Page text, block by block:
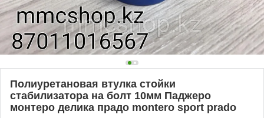
Полиуретановая втулка стойки
стабилизатора на болт 10мм Паджеро
монтеро делика прадо montero sport prado